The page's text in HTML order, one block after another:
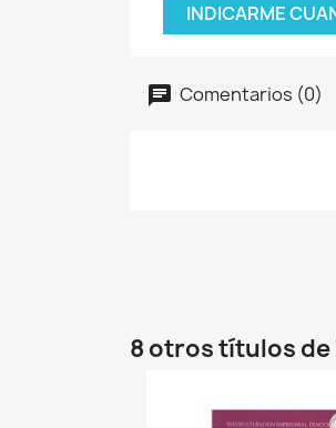
INDICARME
Comentarios (0)
8 otros títulos